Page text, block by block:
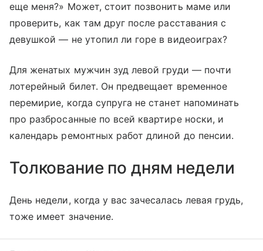
еще меня?» Может, стоит позвонить маме или
проверить, как там друг после расставания с
девушкой — не утопил ли горе в видеоиграх?
Для женатых мужчин зуд левой груди — почти
лотерейный билет. Он предвещает временное
перемирие, когда супруга не станет напоминать
про разбросанные по всей квартире носки, и
календарь ремонтных работ длиной до пенсии.
Толкование по дням недели
День недели, когда у вас зачесалась левая грудь,
тоже имеет значение.